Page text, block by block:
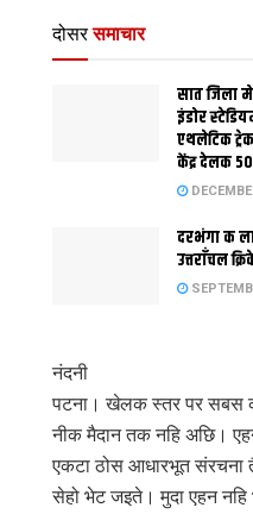
दोसर समाचार
सात जिला
इंडोर
एथलेटिक
केंद्र देलक
दरभंगा क
उत्तराँचल
नंदनी
पटना। खेलक स्तर पर सबस
नीक मैदान तक नहि अछि।
एकटा ठोस आधारभूत
सेहो भेट जइते। मुदा एहन